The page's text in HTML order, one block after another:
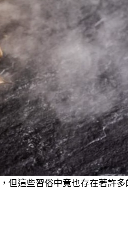
但這些習俗中竟也存在著許